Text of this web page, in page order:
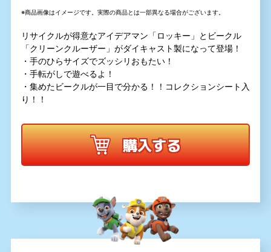
※商品画像はイメージです。実際の商品とは一部異なる場合がございます。
リサイクルが得意なアイデアマン「ロッキー」とビークル
「クリーンクルーザー」がダイキャスト製になって登場！
・手のひらサイズでズッシリおもたい！
・手転がしで遊べるよ！
・集めたビークルが一目で分かる！！コレクションシート入
り！！
購入する